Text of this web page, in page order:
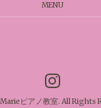
MENU
Marieピアノ教室. All Rights